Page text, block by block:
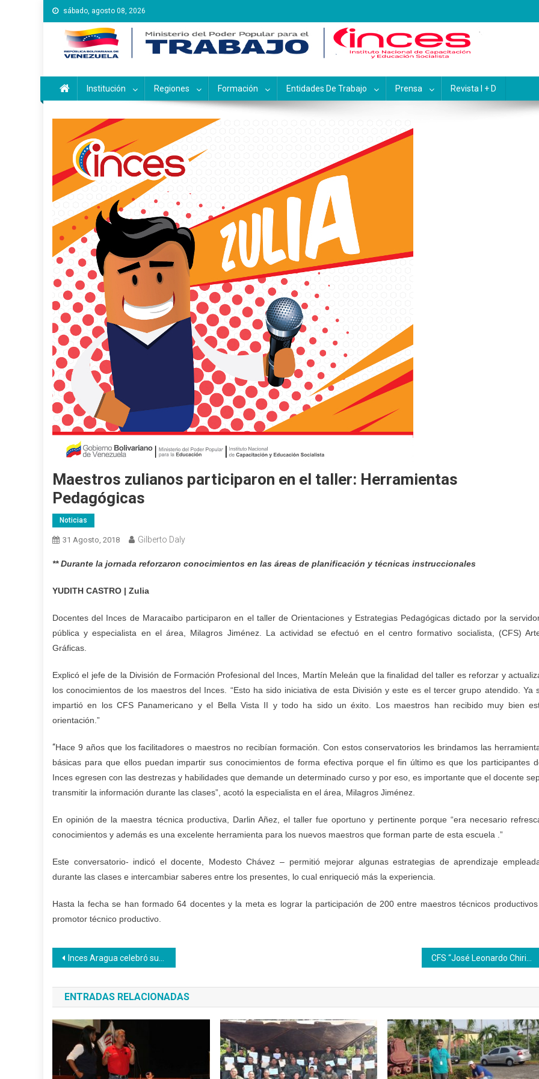
Saltar
al
contenido
sábado, agosto 08, 2026
Instituto Nacional de Capacitación y Educación
Inces
Institución Regiones Formación Entidades De Trabajo Prensa Revista I + D
Maestros zulianos participaron en el taller: Herramientas
Pedagógicas
Noticias
31 Agosto, 2018 Gilberto Daly
** Durante la jornada reforzaron conocimientos en las áreas de planificación y técnicas instruccionales
YUDITH CASTRO | Zulia
Docentes del Inces de Maracaibo participaron en el taller de Orientaciones y Estrategias Pedagógicas dictado por la
pública y especialista en el área, Milagros Jiménez. La actividad se efectuó en el centro formativo socialista, (CFS)
Gráficas.
Explicó el jefe de la División de Formación Profesional del Inces, Martín Meleán que la finalidad del taller es reforzar y
los conocimientos de los maestros del Inces. “Esto ha sido iniciativa de esta División y este es el tercer grupo atendido. Ya
impartió en los CFS Panamericano y el Bella Vista II y todo ha sido un éxito. Los maestros han recibido muy bien
orientación.”
“Hace 9 años que los facilitadores o maestros no recibían formación. Con estos conservatorios les brindamos las
básicas para que ellos puedan impartir sus conocimientos de forma efectiva porque el fin último es que los participantes
Inces egresen con las destrezas y habilidades que demande un determinado curso y por eso, es importante que el docente
transmitir la información durante las clases”, acotó la especialista en el área, Milagros Jiménez.
En opinión de la maestra técnica productiva, Darlin Añez, el taller fue oportuno y pertinente porque “era necesario
conocimientos y además es una excelente herramienta para los nuevos maestros que forman parte de esta escuela .”
Este conversatorio- indicó el docente, Modesto Chávez – permitió mejorar algunas estrategias de aprendizaje
durante las clases e intercambiar saberes entre los presentes, lo cual enriqueció más la experiencia.
Hasta la fecha se han formado 64 docentes y la meta es lograr la participación de 200 entre maestros técnicos
promotor técnico productivo.
Navegación
de
entradas
Inces Aragua celebró su aniversario formando y produciendo para el pueblo
ENTRADAS RELACIONADAS